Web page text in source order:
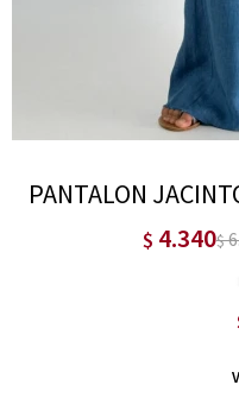
PANTALON
$ 4.340$